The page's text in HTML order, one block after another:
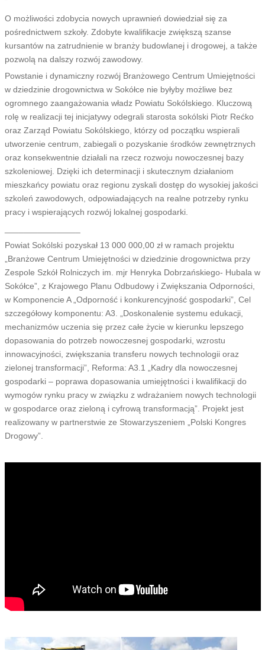
O możliwości zdobycia nowych uprawnień dowiedział się za
pośrednictwem szkoły. Zdobyte kwalifikacje zwiększą szanse
kursantów na zatrudnienie w branży budowlanej i drogowej, a także
pozwolą na dalszy rozwój zawodowy.
Powstanie i dynamiczny rozwój Branżowego Centrum Umiejętności
w dziedzinie drogownictwa w Sokółce nie byłyby możliwe bez
ogromnego zaangażowania władz Powiatu Sokólskiego. Kluczową
rolę w realizacji tej inicjatywy odegrali starosta sokólski Piotr Rećko
oraz Zarząd Powiatu Sokólskiego, którzy od początku wspierali
utworzenie centrum, zabiegali o pozyskanie środków zewnętrznych
oraz konsekwentnie działali na rzecz rozwoju nowoczesnej bazy
szkoleniowej. Dzięki ich determinacji i skutecznym działaniom
mieszkańcy powiatu oraz regionu zyskali dostęp do wysokiej jakości
szkoleń zawodowych, odpowiadających na realne potrzeby rynku
pracy i wspierających rozwój lokalnej gospodarki.
Powiat Sokólski pozyskał 13 000 000,00 zł w ramach projektu
„Branżowe Centrum Umiejętności w dziedzinie drogownictwa przy
Zespole Szkół Rolniczych im. mjr Henryka Dobrzańskiego- Hubala w
Sokółce”, z Krajowego Planu Odbudowy i Zwiększania Odporności,
w Komponencie A „Odporność i konkurencyjność gospodarki”, Cel
szczegółowy komponentu: A3. „Doskonalenie systemu edukacji,
mechanizmów uczenia się przez całe życie w kierunku lepszego
dopasowania do potrzeb nowoczesnej gospodarki, wzrostu
innowacyjności, zwiększania transferu nowych technologii oraz
zielonej transformacji”, Reforma: A3.1 „Kadry dla nowoczesnej
gospodarki – poprawa dopasowania umiejętności i kwalifikacji do
wymogów rynku pracy w związku z wdrażaniem nowych technologii
w gospodarce oraz zieloną i cyfrową transformacją”. Projekt jest
realizowany w partnerstwie ze Stowarzyszeniem „Polski Kongres
Drogowy”.